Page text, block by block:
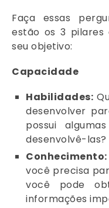
Faça essas
estão os 3 pilares
seu objetivo:
Capacidade
Habilidades:
desenvolver
possui
desenvolvê-las?
Conhecimento:
você precisa
você pode
informações